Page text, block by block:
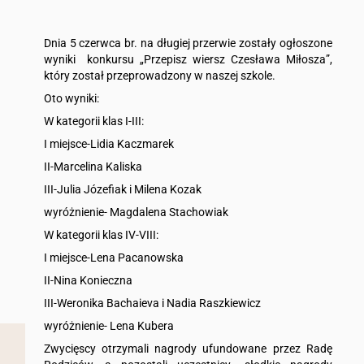
Dnia 5 czerwca br. na długiej przerwie zostały ogłoszone
wyniki konkursu „Przepisz wiersz Czesława Miłosza”,
który został przeprowadzony w naszej szkole.
Oto wyniki:
W kategorii klas I-III:
I miejsce-Lidia Kaczmarek
II-Marcelina Kaliska
III-Julia Józefiak i Milena Kozak
wyróżnienie- Magdalena Stachowiak
W kategorii klas IV-VIII:
I miejsce-Lena Pacanowska
II-Nina Konieczna
III-Weronika Bachaieva i Nadia Raszkiewicz
wyróżnienie- Lena Kubera
Zwycięscy otrzymali nagrody ufundowane przez Radę